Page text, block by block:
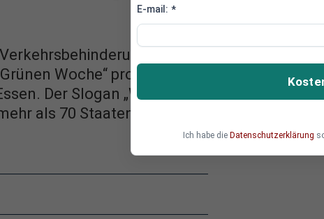
aufgrund einer
Woche“ protestieren derzeit Tausende
Der Slogan „Wir haben Agrarindustrie
als 70 Staaten, die später zu einer
E-mail: *
Ich habe die Datenschutzerklärung